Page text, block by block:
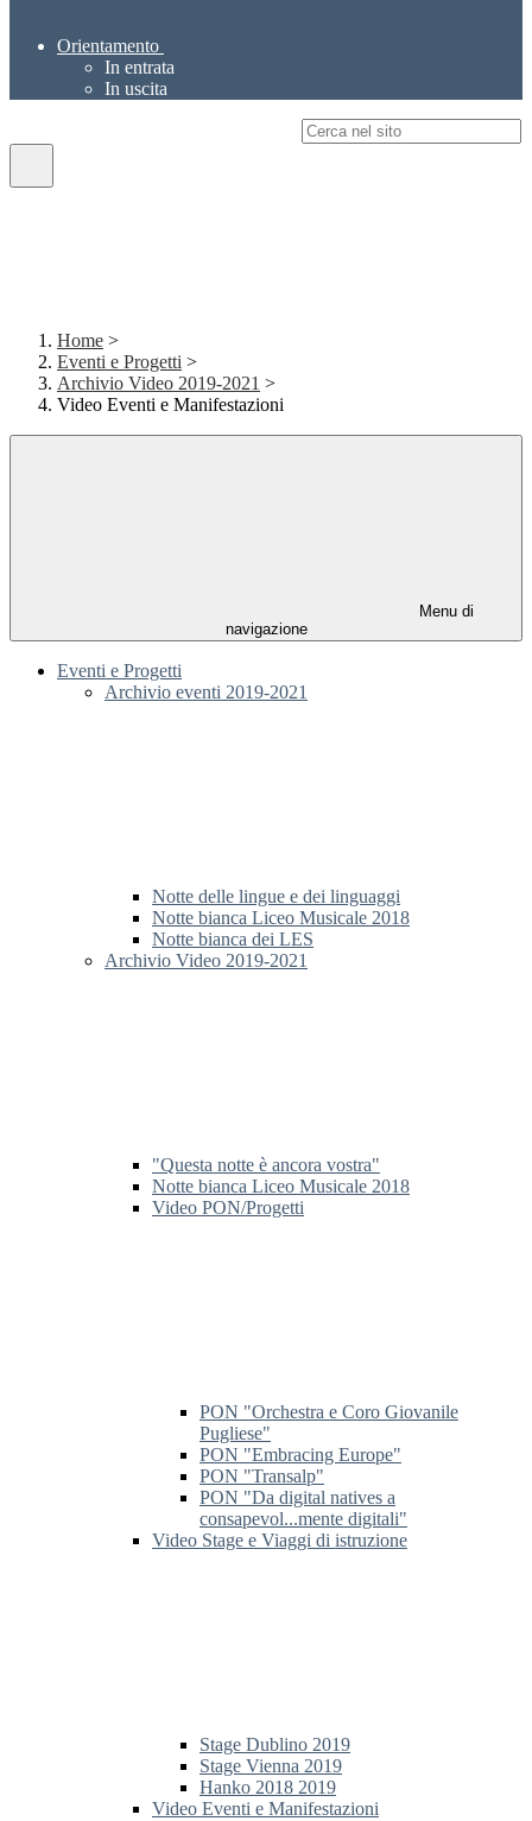
Orientamento
In entrata
In uscita
Home >
Eventi e Progetti >
Archivio Video 2019-2021 >
Video Eventi e Manifestazioni
Menu di
navigazione
Eventi e Progetti
Archivio eventi 2019-2021
Notte delle lingue e dei linguaggi
Notte bianca Liceo Musicale 2018
Notte bianca dei LES
Archivio Video 2019-2021
"Questa notte è ancora vostra"
Notte bianca Liceo Musicale 2018
Video PON/Progetti
PON "Orchestra e Coro Giovanile
Pugliese"
PON "Embracing Europe"
PON "Transalp"
PON "Da digital natives a
consapevol...mente digitali"
Video Stage e Viaggi di istruzione
Stage Dublino 2019
Stage Vienna 2019
Hanko 2018 2019
Video Eventi e Manifestazioni